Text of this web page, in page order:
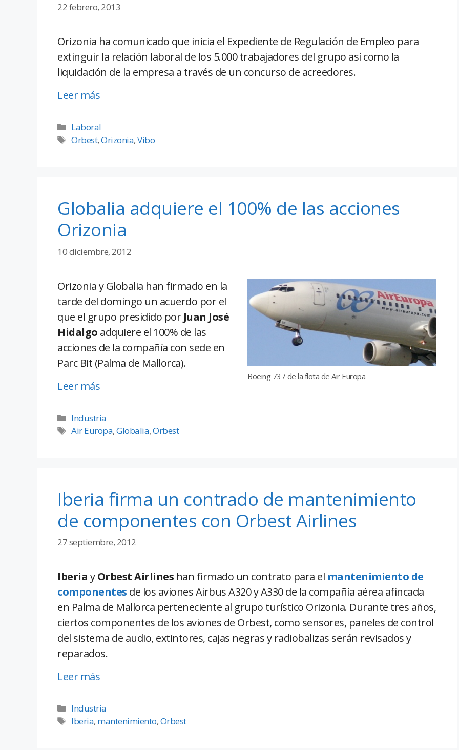
22 febrero, 2013
Orizonia ha comunicado que inicia el Expediente de Regulación de Empleo para
extinguir la relación laboral de los 5.000 trabajadores del grupo así como la
liquidación de la empresa a través de un concurso de acreedores.
Leer más
Laboral
Orbest,Orizonia,Vibo
Globalia adquiere el 100% de las acciones
Orizonia
10 diciembre, 2012
Boeing 737 de la flota de Air Europa
Orizonia y Globalia han firmado en la
tarde del domingo un acuerdo por el
que el grupo presidido por Juan José
Hidalgo adquiere el 100% de las
acciones de la compañía con sede en
Parc Bit (Palma de Mallorca).
Leer más
Industria
Air Europa,Globalia,Orbest
Iberia firma un contrado de mantenimiento
de componentes con Orbest Airlines
27 septiembre, 2012
Iberia yOrbest Airlines han firmado un contrato para el mantenimiento de
componentes de los aviones Airbus A320 y A330 de la compañía aérea afincada
en Palma de Mallorca perteneciente al grupo turístico Orizonia. Durante tres años,
ciertos componentes de los aviones de Orbest, como sensores, paneles de control
del sistema de audio, extintores, cajas negras y radiobalizas serán revisados y
reparados.
Leer más
Industria
Iberia, mantenimiento,Orbest